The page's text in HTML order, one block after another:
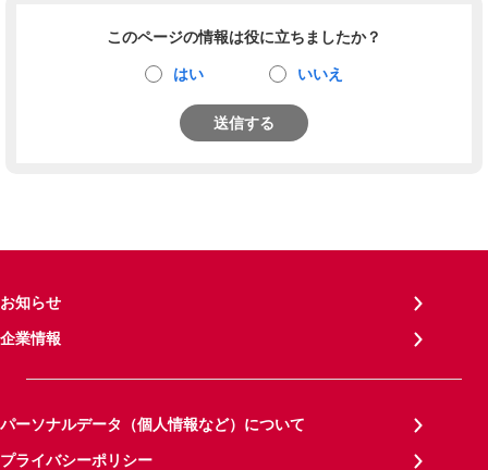
このページの情報は役に立ちましたか？
はい いいえ
送信する
お知らせ
企業情報
パーソナルデータ（個人情報など）について
プライバシーポリシー